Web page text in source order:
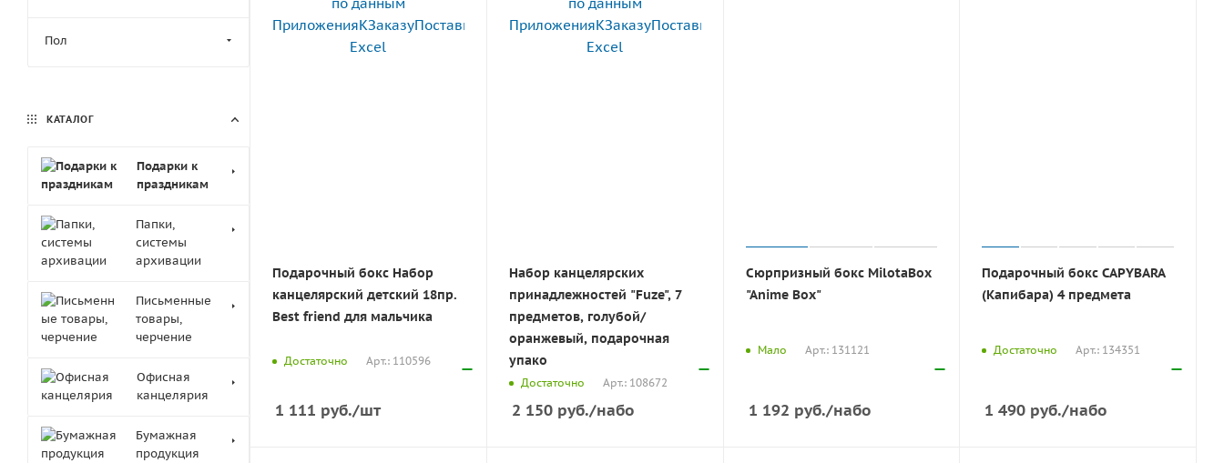
Подарочный бокс Набор
канцелярский детский 18пр.
Best friend для мальчика
Достаточно Арт.: 110596
1 111 руб./шт
Набор канцелярских
принадлежностей "Fuze", 7
предметов, голубой/
оранжевый, подарочная
упако
Достаточно Арт.: 108672
2 150руб./набо
Сюрпризный бокс MilotaBox
"Anime Box"
Мало Арт.: 131121
1 192 руб./набо
Подарочный бокс CAPYBARA
(Капибара) 4 предмета
Достаточно Арт.: 134351
1 490 руб./набо
Пол
КАТАЛОГ
Подарки к
праздникам
Папки,
системы
архивации
Письменные
товары,
черчение
Офисная
канцелярия
Бумажная
продукция